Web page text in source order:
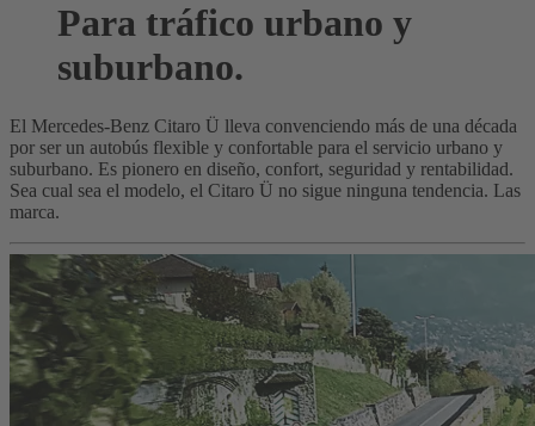
Para tráfico urbano y
suburbano.
El Mercedes-Benz Citaro Ü lleva convenciendo más de una década
por ser un autobús flexible y confortable para el servicio urbano y
suburbano. Es pionero en diseño, confort, seguridad y rentabilidad.
Sea cual sea el modelo, el Citaro Ü no sigue ninguna tendencia. Las
marca.